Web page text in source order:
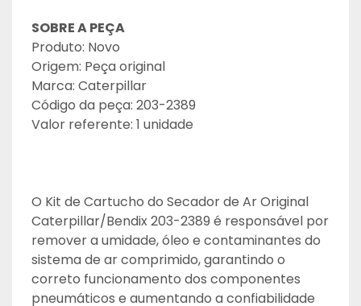
SOBRE A PEÇA
Produto: Novo
Origem: Peça original
Marca: Caterpillar
Código da peça: 203-2389
Valor referente: 1 unidade
O Kit de Cartucho do Secador de Ar Original
Caterpillar/Bendix 203-2389 é responsável por
remover a umidade, óleo e contaminantes do
sistema de ar comprimido, garantindo o
correto funcionamento dos componentes
pneumáticos e aumentando a confiabilidade